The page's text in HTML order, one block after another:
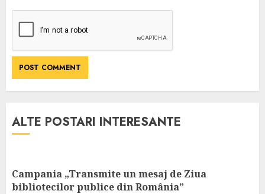
ALTE POSTARI INTERESANTE
Campania „Transmite un mesaj de Ziua
bibliotecilor publice din România”